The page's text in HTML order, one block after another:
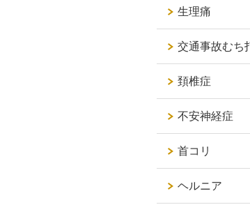
生理痛
交通事故むち
頚椎症
不安神経症
首コリ
ヘルニア